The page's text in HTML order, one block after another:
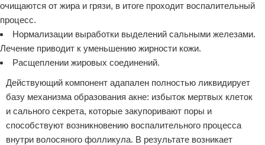
очищаются от жира и грязи, в итоге проходит воспалительный
процесс.
Нормализации выработки выделений сальными железами.
Лечение приводит к уменьшению жирности кожи.
Расщеплении жировых соединений.
Действующий компонент адапален полностью ликвидирует
базу механизма образования акне: избыток мертвых клеток
и сального секрета, которые закупоривают поры и
способствуют возникновению воспалительного процесса
внутри волосяного фолликула. В результате возникает